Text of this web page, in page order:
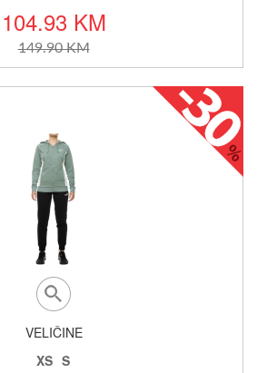
104.93 KM
149.90 KM
VELIČINE
XS S